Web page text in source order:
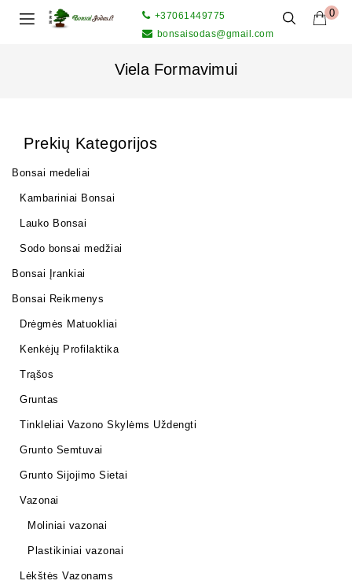
0
+37061449775
bonsaisodas@gmail.com
Viela Formavimui
Prekių Kategorijos
Bonsai medeliai
Kambariniai Bonsai
Lauko Bonsai
Sodo bonsai medžiai
Bonsai Įrankiai
Bonsai Reikmenys
Drėgmės Matuokliai
Kenkėjų Profilaktika
Trąšos
Gruntas
Tinkleliai Vazono Skylėms Uždengti
Grunto Semtuvai
Grunto Sijojimo Sietai
Vazonai
Moliniai vazonai
Plastikiniai vazonai
Lėkštės Vazonams